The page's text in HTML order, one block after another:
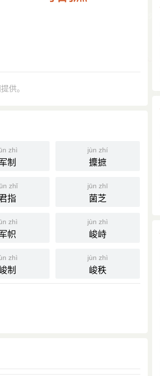
士有所取法焉。”
亦为小人所捃摭。”
韩非之徒，各往往捃摭春秋之文以著
供。
zhì
制
jùn zhí
攈摭
zhǐ
指
jūn zhī
菌芝
zhì
帜
jùn zhì
峻峙
zhì
制
jùn zhì
峻秩